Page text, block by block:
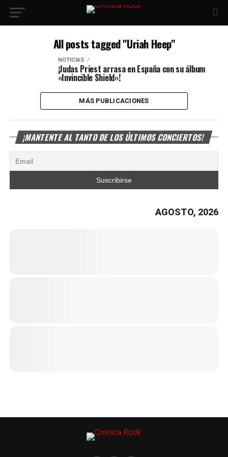
All posts tagged "Uriah Heep"
NOTICIAS
¡Judas Priest arrasa en España con su álbum
«Invincible Shield»!
MÁS PUBLICACIONES
¡MANTENTE AL TANTO DE LOS ÚLTIMOS CONCIERTOS!
AGOSTO, 2026